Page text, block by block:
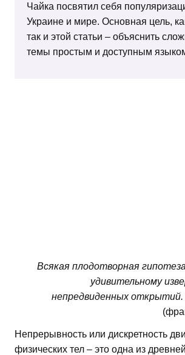
Чайка посвятил себя
Украине и мире. Основная цель,
так и этой статьи – объяснить
темы простым и доступным
Всякая плодотворная
удивительному
непредвиденных открытий.
Непрерывность или дискретность
физических тел – это одна из